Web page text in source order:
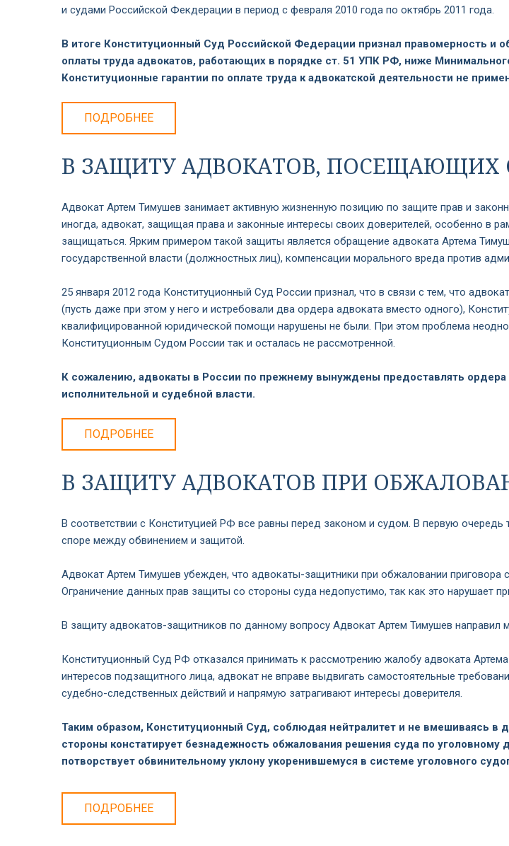
и судами Российской Фекдерации в период с февраля 2010 года по октябрь 2011 года.
В итоге Конституционный Суд Российской Федерации признал правомерность и
оплаты труда адвокатов, работающих в порядке ст. 51 УПК РФ, ниже
Конституционные гарантии по оплате труда к адвокатской деятельности не
ПОДРОБНЕЕ
В ЗАЩИТУ АДВОКАТОВ, ПОСЕЩАЮЩИХ
Адвокат Артем Тимушев занимает активную жизненную позицию по защите прав и
иногда, адвокат, защищая права и законные интересы своих доверителей, особенно в
защищаться. Ярким примером такой защиты является обращение адвоката Артема
государственной власти (должностных лиц), компенсации морального вреда против
25 января 2012 года Конституционный Суд России признал, что в связи с тем, что
(пусть даже при этом у него и истребовали два ордера адвоката вместо одного),
квалифицированной юридической помощи нарушены не были. При этом проблема
Конституционным Судом России так и осталась не рассмотренной.
К сожалению, адвокаты в России по прежнему вынуждены предоставлять
исполнительной и судебной власти.
ПОДРОБНЕЕ
В ЗАЩИТУ АДВОКАТОВ ПРИ
В соответствии с Конституцией РФ все равны перед законом и судом. В первую очередь
споре между обвинением и защитой.
Адвокат Артем Тимушев убежден, что адвокаты-защитники при обжаловании
Ограничение данных прав защиты со стороны суда недопустимо, так как это нарушает
В защиту адвокатов-защитников по данному вопросу Адвокат Артем Тимушев
Конституционный Суд РФ отказался принимать к рассмотрению жалобу адвоката
интересов подзащитного лица, адвокат не вправе выдвигать самостоятельные
судебно-следственных действий и напрямую затрагивают интересы доверителя.
Таким образом, Конституционный Суд, соблюдая нейтралитет и не вмешиваясь
стороны констатирует безнадежность обжалования решения суда по
потворствует обвинительному уклону укоренившемуся в системе уголовного
ПОДРОБНЕЕ